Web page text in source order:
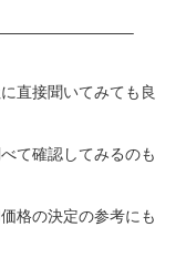
直接聞いてみても良
て確認してみるのも
格の決定の参考にも